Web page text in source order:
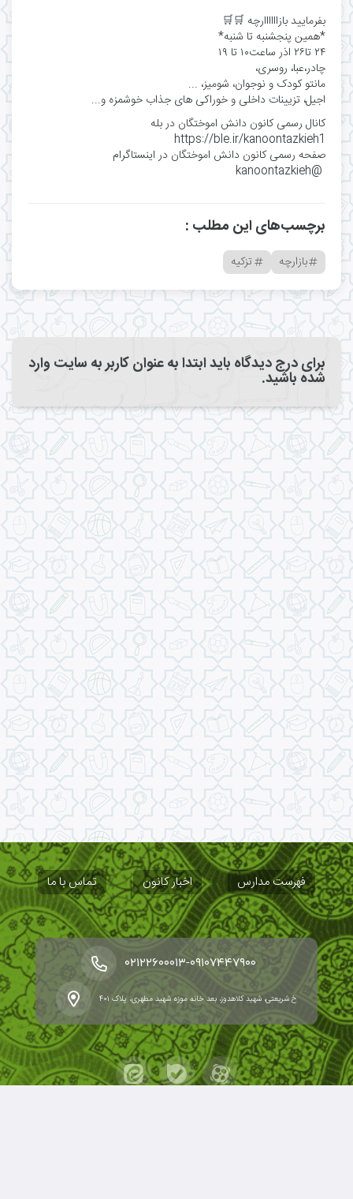
بفرمایید بازاااااارچه 🛒🛒
*همین پنجشنبه تا شنبه*
۲۴ تا۲۶ اذر ساعت۱۰ تا ۱۹
چادر،عبا، روسری،
مانتو کودک و نوجوان، شومیز، ...
اجیل، تزیینات داخلی و خوراکی های جذاب خوشمزه و...
کانال رسمی کانون دانش اموختگان در بله
https://ble.ir/kanoontazkieh1
صفحه رسمی کانون دانش اموختگان در اینستاگرام
@kanoontazkieh
برچسب‌های این مطلب :
بازارچه تزکیه
برای درج دیدگاه باید ابتدا به عنوان کاربر به سایت وارد
شده باشید.
فهرست مدارس اخبار کانون تماس با ما
خ شریعتی، شهید کلاهدوز، بعد خانه موزه شهید مطهری، پلاک ۴۰۱
۰۹۱۰۷۴۴۷۹۰۰-۰۲۱۲۲۶۰۰۰۱۳